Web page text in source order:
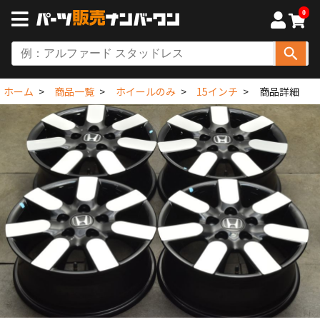
0
ホーム 商品一覧 ホイールのみ 15インチ 商品詳細